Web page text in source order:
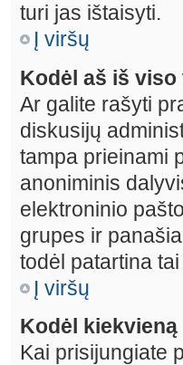
turi jas ištaisyti.
Į viršų
Kodėl aš iš
Ar galite rašyti
diskusijų
tampa prieinami
anoniminis
elektroninio
grupes ir
todėl patartina
Į viršų
Kodėl
Kai prisijungiate